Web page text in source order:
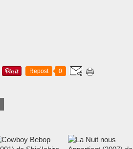
Repost 0